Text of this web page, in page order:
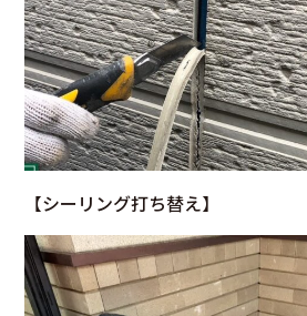
【シーリング打ち替え】